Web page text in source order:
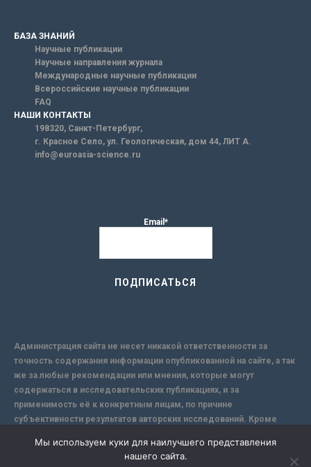
БАЗА ЗНАНИЙ
Научные публикации
Научные направления журнала
Международные научные публикации
Всероссийские научные публикации
FAQ
НАШИ КОНТАКТЫ
198320, Санкт-Петербург,
г. Красное Село, ул. Геологическая, дом 44, ЛИТ А.
info@euroasia-science.ru
Email*
Администрация сайта не несет никакой ответственности за
точность содержания информации опубликованной на сайте, а так
же за любые рекомендации или мнения, которые могут
содержаться в исследовательских публикациях, и за
применимость её к конкретным лицам, по причине
субъективности результатов авторских исследований. Кроме
надежной защиты информации, Сайт не несет ответственности за
Мы используем куки для наилучшего представления
нашего сайта.